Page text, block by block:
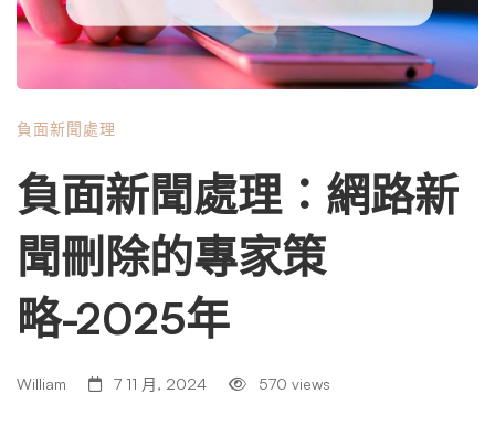
高。在管理線上聲譽時，可以策略性地使用搜尋引擎優化技
術來減少搜尋結果中的負面新聞文章。透過創造和推廣正面
或中立的內容，負面新聞會被埋在一堆更新的相關資訊之
新聞文章可能是虛假的、誤導的或誹謗性的。在這種情況
謹慎使用，並且只能在法律專業人士的指導下使用。 與內
容出版商的談判：外交途徑 有時，直接的方法是最好的方
法。聯絡發布負面新聞文章的出版商或網站管理員，要求刪
除或修改該文章是可行的，但這需要謹慎、外交的方式。這
是專業幫助非常寶貴的另一個領域。 公共關係策略：對抗
負面因素 積極主動的公共關係策略可能是應對負面新聞報
負面新聞處理
負面新聞處理：網路新
聞刪除的專家策
略-2025年
William 7 11 月, 2024 570 views